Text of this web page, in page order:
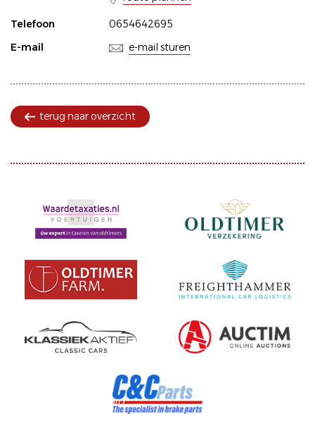
Telefoon
0654642695
E-mail
e-mail sturen
terug naar overzicht